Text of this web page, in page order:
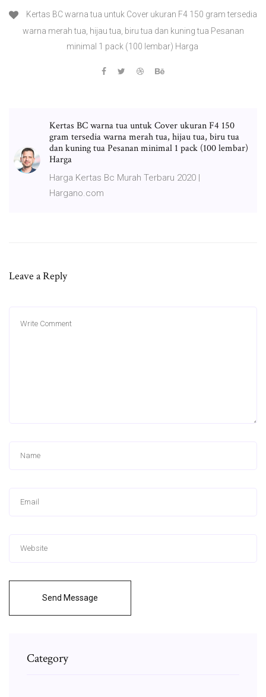
Kertas BC warna tua untuk Cover ukuran F4 150 gram tersedia
warna merah tua, hijau tua, biru tua dan kuning tua Pesanan
minimal 1 pack (100 lembar) Harga
Kertas BC warna tua untuk Cover ukuran F4 150
gram tersedia warna merah tua, hijau tua, biru tua
dan kuning tua Pesanan minimal 1 pack (100 lembar)
Harga
Harga Kertas Bc Murah Terbaru 2020 |
Hargano.com
Leave a Reply
Send Message
Category